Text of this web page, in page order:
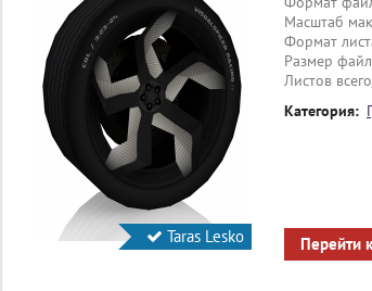
Taras Lesko
Масштаб
Формат
Размер
Листов
Категория:
Перейти